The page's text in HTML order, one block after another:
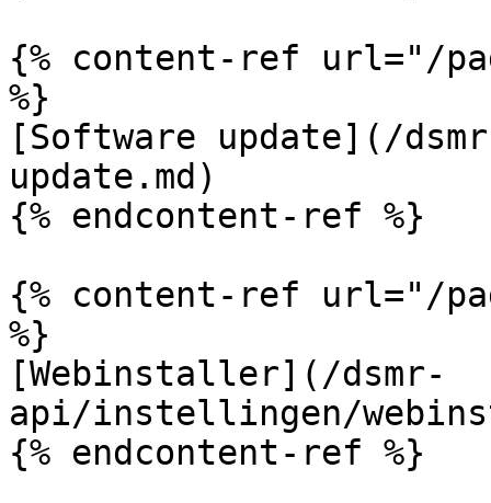
{% content-ref url="/
%}
[Software update](/
update.md)
{% endcontent-ref %}
{% content-ref url="/
%}
[Webinstaller](/dsmr-
api/instellingen/
{% endcontent-ref %}